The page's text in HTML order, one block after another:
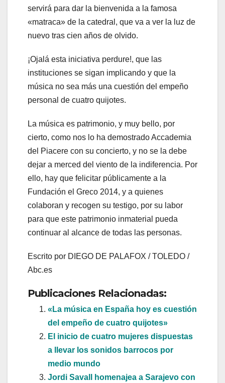
servirá para dar la bienvenida a la famosa
«matraca» de la catedral, que va a ver la luz de
nuevo tras cien años de olvido.
¡Ojalá esta iniciativa perdure!, que las
instituciones se sigan implicando y que la
música no sea más una cuestión del empeño
personal de cuatro quijotes.
La música es patrimonio, y muy bello, por
cierto, como nos lo ha demostrado Accademia
del Piacere con su concierto, y no se la debe
dejar a merced del viento de la indiferencia. Por
ello, hay que felicitar públicamente a la
Fundación el Greco 2014, y a quienes
colaboran y recogen su testigo, por su labor
para que este patrimonio inmaterial pueda
continuar al alcance de todas las personas.
Escrito por DIEGO DE PALAFOX / TOLEDO /
Abc.es
Publicaciones Relacionadas:
«La música en España hoy es cuestión
del empeño de cuatro quijotes»
El inicio de cuatro mujeres dispuestas
a llevar los sonidos barrocos por
medio mundo
Jordi Savall homenajea a Sarajevo con